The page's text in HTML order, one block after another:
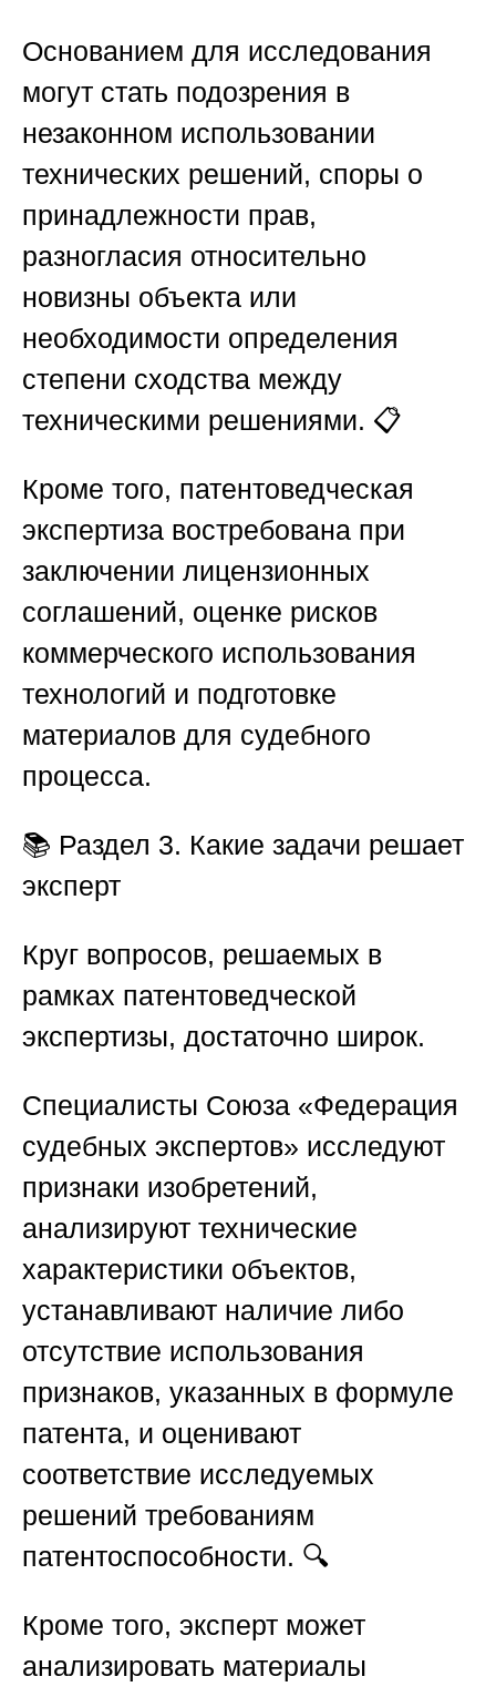
Основанием для исследования
могут стать подозрения в
незаконном использовании
технических решений, споры о
принадлежности прав,
разногласия относительно
новизны объекта или
необходимости определения
степени сходства между
техническими решениями. 📋
Кроме того, патентоведческая
экспертиза востребована при
заключении лицензионных
соглашений, оценке рисков
коммерческого использования
технологий и подготовке
материалов для судебного
процесса.
📚 Раздел 3. Какие задачи решает
эксперт
Круг вопросов, решаемых в
рамках патентоведческой
экспертизы, достаточно широк.
Специалисты Союза «Федерация
судебных экспертов» исследуют
признаки изобретений,
анализируют технические
характеристики объектов,
устанавливают наличие либо
отсутствие использования
признаков, указанных в формуле
патента, и оценивают
соответствие исследуемых
решений требованиям
патентоспособности. 🔍
Кроме того, эксперт может
анализировать материалы